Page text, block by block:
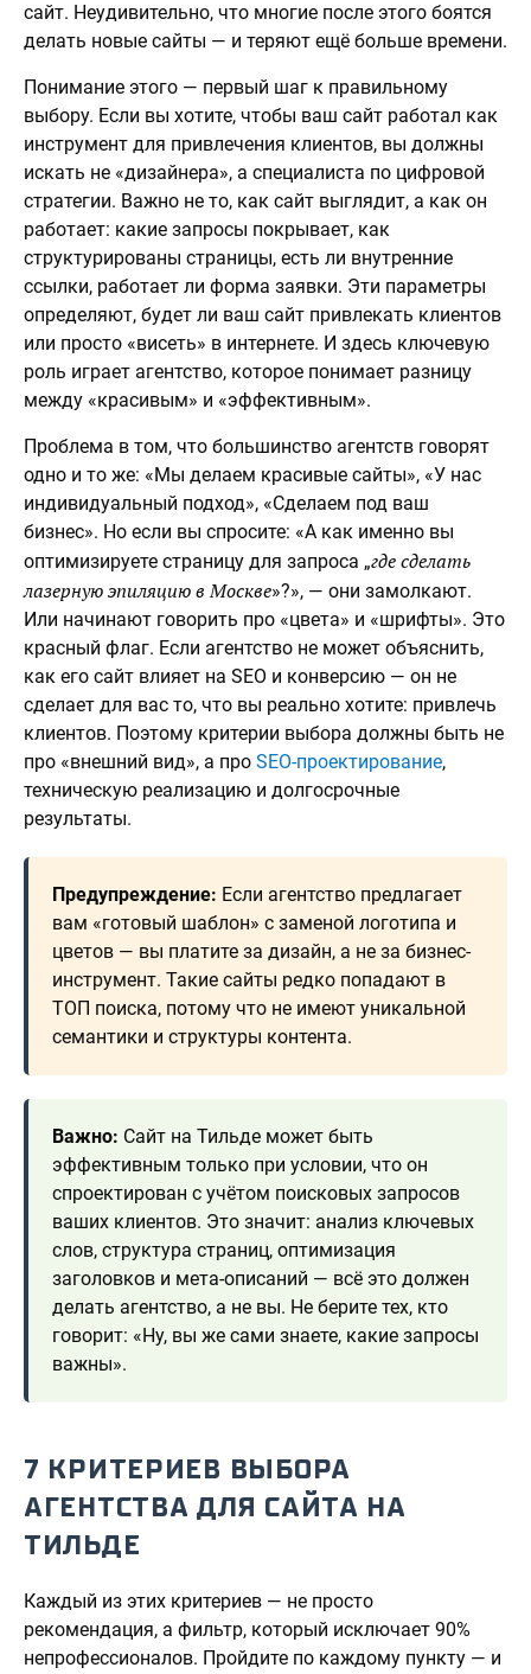
сайт. Неудивительно, что многие после этого боятся
делать новые сайты — и теряют ещё больше времени.
Понимание этого — первый шаг к правильному
выбору. Если вы хотите, чтобы ваш сайт работал как
инструмент для привлечения клиентов, вы должны
искать не «дизайнера», а специалиста по цифровой
стратегии. Важно не то, как сайт выглядит, а как он
работает: какие запросы покрывает, как
структурированы страницы, есть ли внутренние
ссылки, работает ли форма заявки. Эти параметры
определяют, будет ли ваш сайт привлекать клиентов
или просто «висеть» в интернете. И здесь ключевую
роль играет агентство, которое понимает разницу
между «красивым» и «эффективным».
Проблема в том, что большинство агентств говорят
одно и то же: «Мы делаем красивые сайты», «У нас
индивидуальный подход», «Сделаем под ваш
бизнес». Но если вы спросите: «А как именно вы
оптимизируете страницу для запроса „где сделать
лазерную эпиляцию в Москве»?», — они замолкают.
Или начинают говорить про «цвета» и «шрифты». Это
красный флаг. Если агентство не может объяснить,
как его сайт влияет на SEO и конверсию — он не
сделает для вас то, что вы реально хотите: привлечь
клиентов. Поэтому критерии выбора должны быть не
про «внешний вид», а про SEO-проектирование,
техническую реализацию и долгосрочные
результаты.
Предупреждение: Если агентство предлагает
вам «готовый шаблон» с заменой логотипа и
цветов — вы платите за дизайн, а не за бизнес-
инструмент. Такие сайты редко попадают в
ТОП поиска, потому что не имеют уникальной
семантики и структуры контента.
Важно: Сайт на Тильде может быть
эффективным только при условии, что он
спроектирован с учётом поисковых запросов
ваших клиентов. Это значит: анализ ключевых
слов, структура страниц, оптимизация
заголовков и мета-описаний — всё это должен
делать агентство, а не вы. Не берите тех, кто
говорит: «Ну, вы же сами знаете, какие запросы
важны».
7 КРИТЕРИЕВ ВЫБОРА
АГЕНТСТВА ДЛЯ САЙТА НА
ТИЛЬДЕ
Каждый из этих критериев — не просто
рекомендация, а фильтр, который исключает 90%
непрофессионалов. Пройдите по каждому пункту — и